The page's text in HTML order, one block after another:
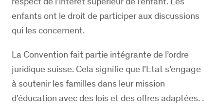
enfants ont le droit de participer aux discussions
qui les concernent.
La Convention fait partie intégrante de l’ordre
juridique suisse. Cela signifie que l'Etat s’engage
à soutenir les familles dans leur mission
d’éducation avec des lois et des offres adaptées. .